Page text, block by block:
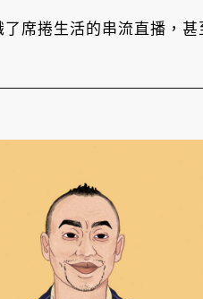
席捲生活的串流直播，甚